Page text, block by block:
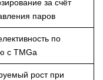
за счёт
паров
по
с TMGa
рост при